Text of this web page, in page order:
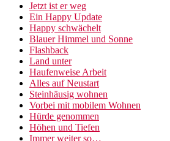
Jetzt ist er weg
Ein Happy Update
Happy schwächelt
Blauer Himmel und Sonne
Flashback
Land unter
Haufenweise Arbeit
Alles auf Neustart
Steinhäusig wohnen
Vorbei mit mobilem Wohnen
Hürde genommen
Höhen und Tiefen
Immer weiter so…